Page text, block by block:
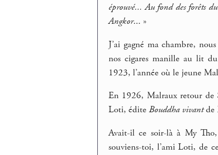
éprouvé... Au fond des forêts
Angkor... »
J’ai gagné ma chambre,
nos cigares manille au lit
1923, l’année où le jeune
En 1926, Malraux retour de
Loti, éditeBouddha vivantde
Avait-il ce soir-là à My
souviens-toi, l’ami Loti, de